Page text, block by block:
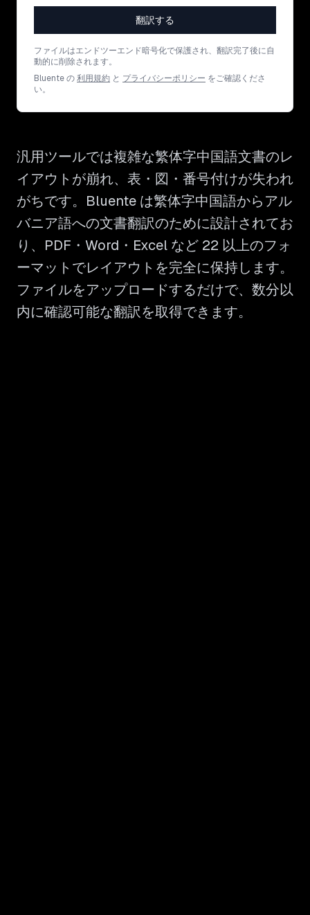
翻訳する
ファイルはエンドツーエンド暗号化で保護され、翻訳完了後に自
動的に削除されます。
Bluente の利用規約 と プライバシーポリシー をご確認くださ
い。
汎用ツールでは複雑な繁体字中国語文書のレ
イアウトが崩れ、表・図・番号付けが失われ
がちです。Bluente は繁体字中国語からアル
バニア語への文書翻訳のために設計されてお
り、PDF・Word・Excel など 22 以上のフォ
ーマットでレイアウトを完全に保持します。
ファイルをアップロードするだけで、数分以
内に確認可能な翻訳を取得できます。